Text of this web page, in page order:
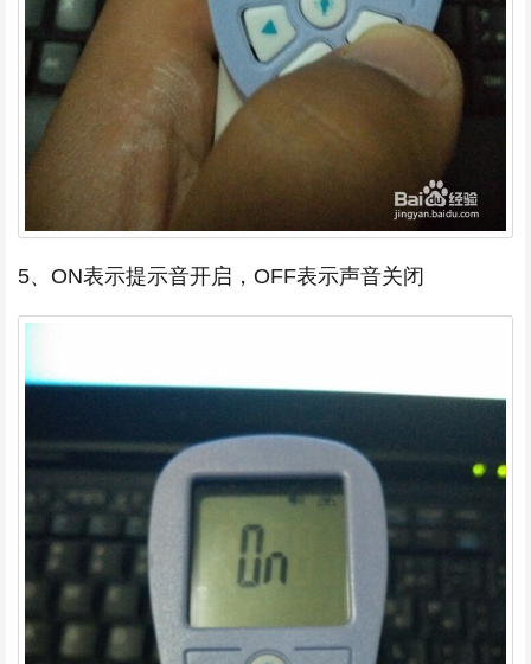
5、ON表示提示音开启，OFF表示声音关闭